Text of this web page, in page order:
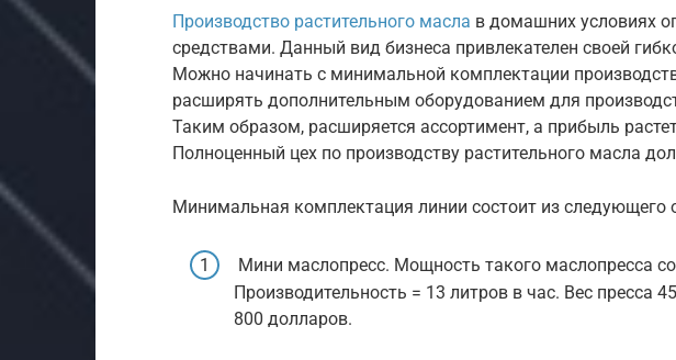
Производство растительного масла в домашних условиях
средствами. Данный вид бизнеса привлекателен своей
Можно начинать с минимальной комплектации
расширять дополнительным оборудованием для
Таким образом, расширяется ассортимент, а прибыль
Полноценный цех по производству растительного масла
Минимальная комплектация линии состоит из следующего
Мини маслопресс. Мощность такого маслопресса
Производительность = 13 литров в час. Вес пресса
800 долларов.